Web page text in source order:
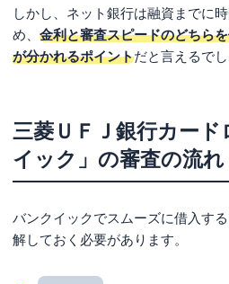
しかし、ネット銀行は融資までに
め、 金利と審査スピードのどちら
が分かれるポイントだと言えるでし
三菱ＵＦＪ銀行カード
イック」の審査の流れ
バンクイックでスムーズに借入す
解しておく必要があります。